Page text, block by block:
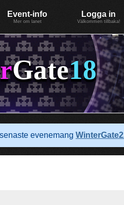
Event-info
Mer om lanet
Logga in
Välkommen tillbaka!
Gate18
evenemang